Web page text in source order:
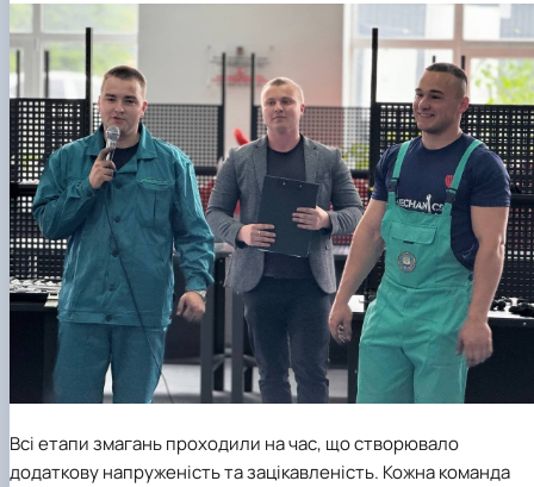
Всі етапи змагань проходили на час, що створювало
додаткову напруженість та зацікавленість. Кожна команда